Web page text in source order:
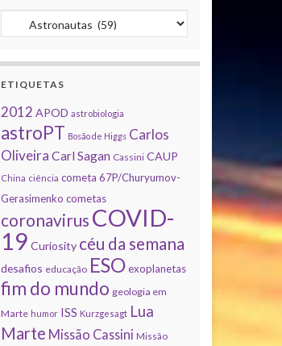
Categorias
ETIQUETAS
2012 APOD astrobiologia
astroPT Bosão de Higgs Carlos
Oliveira Carl Sagan Cassini CAUP
China ciência cometa 67P/Churyumov-
Gerasimenko cometas
coronavirus COVID-
19 Curiosity céu da semana
desafios educação ESO exoplanetas
fim do mundo geologia em
Marte humor ISS Kurzgesagt Lua
Marte Missão Cassini Missão